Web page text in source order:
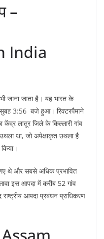
–
India
जाना जाता है। यह भारत के
सुबह 3:56 बजे हुआ। रिक्टरपैमाने
केंद्र लातूर जिले के किल्लारी गांव
था, जो अपेक्षाकृत उथला है
थे और सबसे अधिक प्रभावित
इस आपदा में करीब 52 गांव
आपदा प्रबंधन प्राधिकरण